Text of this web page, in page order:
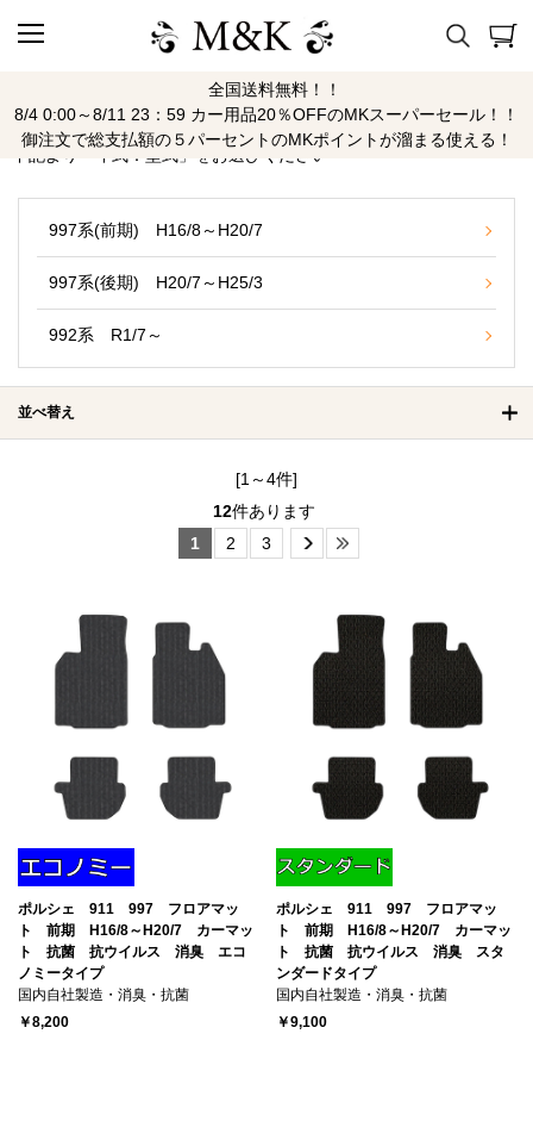
全国送料無料！！
8/4 0:00～8/11 23：59 カー用品20％OFFのMKスーパーセール！！
御注文で総支払額の５パーセントのMKポイントが溜まる使える！
911
下記より「年式：型式」をお選びください
997系(前期) H16/8～H20/7
997系(後期) H20/7～H25/3
992系 R1/7～
並べ替え
[1～4件]
12件あります
1
2 3
ポルシェ 911 997 フロアマッ
ト 前期 H16/8～H20/7 カーマッ
ト 抗菌 抗ウイルス 消臭 エコ
ノミータイプ
国内自社製造・消臭・抗菌
￥8,200
ポルシェ 911 997 フロアマッ
ト 前期 H16/8～H20/7 カーマッ
ト 抗菌 抗ウイルス 消臭 スタ
ンダードタイプ
国内自社製造・消臭・抗菌
￥9,100